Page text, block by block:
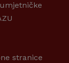
stranice